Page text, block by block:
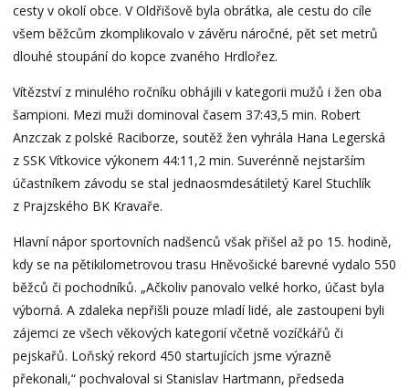
cesty v okolí obce. V Oldřišově byla obrátka, ale cestu do cíle
všem běžcům zkomplikovalo v závěru náročné, pět set metrů
dlouhé stoupání do kopce zvaného Hrdlořez.
Vítězství z minulého ročníku obhájili v kategorii mužů i žen oba
šampioni. Mezi muži dominoval časem 37:43,5 min. Robert
Anzczak z polské Raciborze, soutěž žen vyhrála Hana Legerská
z SSK Vítkovice výkonem 44:11,2 min. Suverénně nejstarším
účastníkem závodu se stal jednaosmdesátiletý Karel Stuchlík
z Prajzského BK Kravaře.
Hlavní nápor sportovních nadšenců však přišel až po 15. hodině,
kdy se na pětikilometrovou trasu Hněvošické barevné vydalo 550
běžců či pochodníků. „Ačkoliv panovalo velké horko, účast byla
výborná. A zdaleka nepřišli pouze mladí lidé, ale zastoupeni byli
zájemci ze všech věkových kategorií včetně vozíčkářů či
pejskařů. Loňský rekord 450 startujících jsme výrazně
překonali,“ pochvaloval si Stanislav Hartmann, předseda